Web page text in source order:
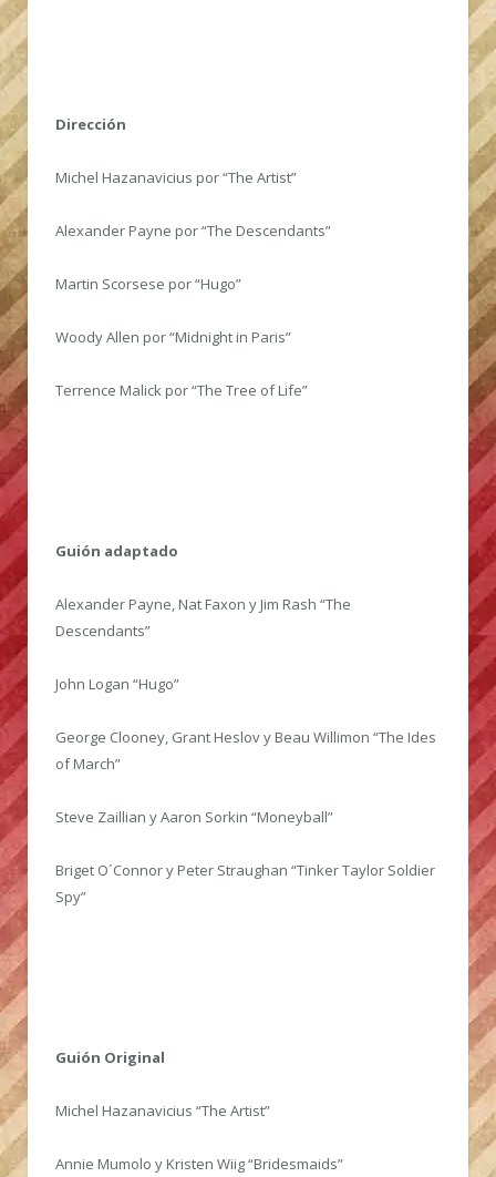
Dirección
Michel Hazanavicius por “The Artist”
Alexander Payne por “The Descendants”
Martin Scorsese por “Hugo”
Woody Allen por “Midnight in Paris”
Terrence Malick por “The Tree of Life”
Guión adaptado
Alexander Payne, Nat Faxon y Jim Rash “The
Descendants”
John Logan “Hugo”
George Clooney, Grant Heslov y Beau Willimon “The Ides
of March”
Steve Zaillian y Aaron Sorkin “Moneyball”
Briget O´Connor y Peter Straughan “Tinker Taylor Soldier
Spy”
Guión Original
Michel Hazanavicius “The Artist”
Annie Mumolo y Kristen Wiig “Bridesmaids”